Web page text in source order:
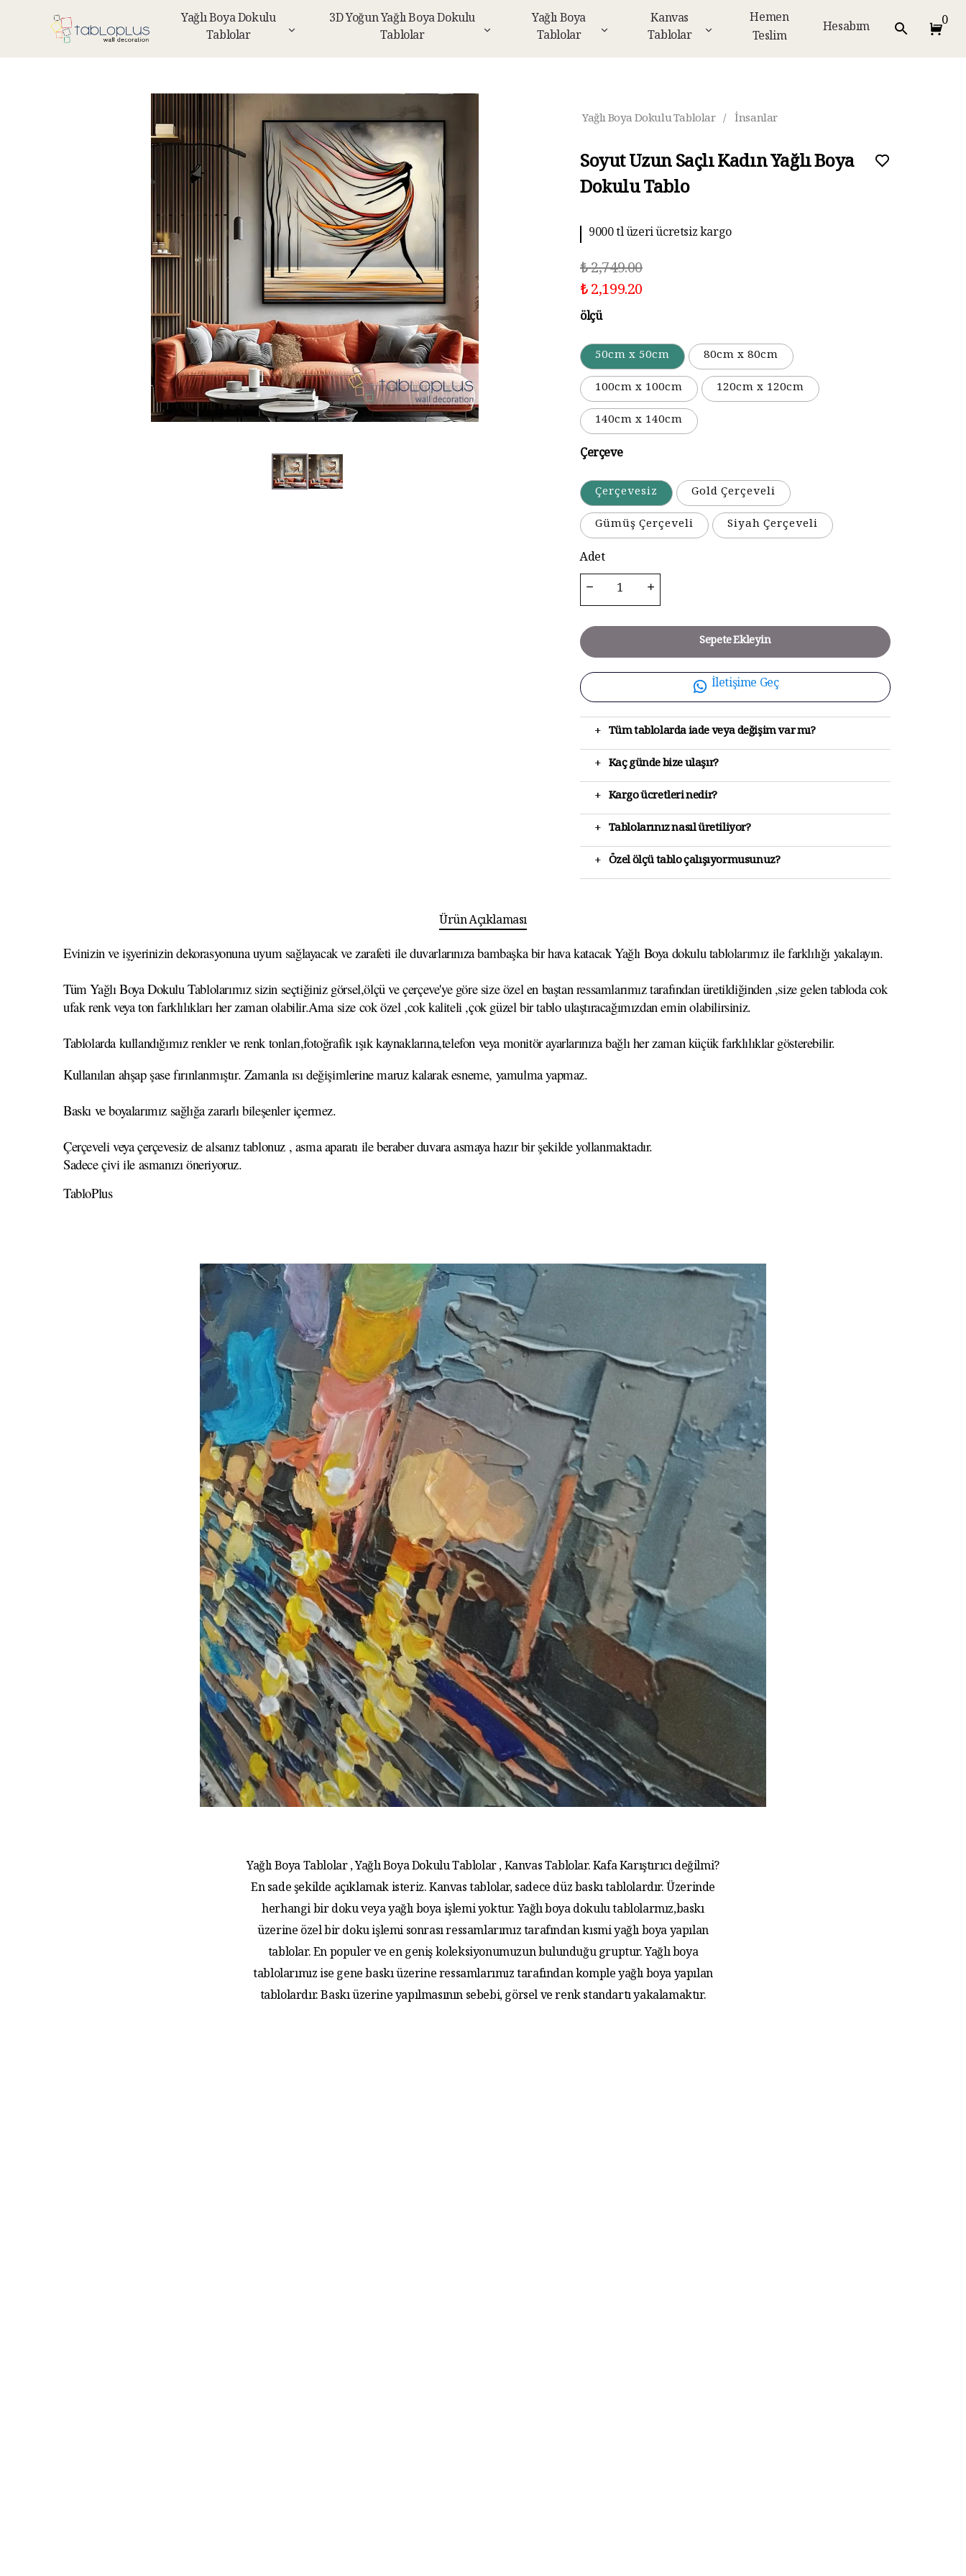
Yağlı Boya Dokulu
Tablolar
3D Yoğun Yağlı Boya Dokulu
Tablolar
Yağlı Boya
Tablolar
Kanvas
Tablolar
Hemen
Teslim
Hesabım 0
Yağlı Boya Dokulu Tablolar / İnsanlar
Soyut Uzun Saçlı Kadın Yağlı Boya
Dokulu Tablo
9000 tl üzeri ücretsiz kargo
₺ 2,749.00
₺ 2,199.20
ölçü
50cm x 50cm
80cm x 80cm
100cm x 100cm
120cm x 120cm
140cm x 140cm
Çerçeve
Çerçevesiz
Gold Çerçeveli
Gümüş Çerçeveli
Siyah Çerçeveli
Adet
Sepete Ekleyin
İletişime Geç
+ Tüm tablolarda iade veya değişim var mı?
+ Kaç günde bize ulaşır?
+ Kargo ücretleri nedir?
+ Tablolarınız nasıl üretiliyor?
+ Özel ölçü tablo çalışıyormusunuz?
Ürün Açıklaması
Evinizin ve işyerinizin dekorasyonuna uyum sağlayacak ve zarafeti ile duvarlarınıza bambaşka bir hava katacak Yağlı Boya dokulu tablolarımız ile farklılığı yakalayın.
Tüm Yağlı Boya Dokulu Tablolarımız sizin seçtiğiniz görsel,ölçü ve çerçeve'ye göre size özel en baştan ressamlarımız tarafından üretildiğinden ,size gelen tabloda cok
ufak renk veya ton farklılıkları her zaman olabilir.Ama size cok özel ,cok kaliteli ,çok güzel bir tablo ulaştıracağımızdan emin olabilirsiniz.
Tablolarda kullandığımız renkler ve renk tonları,fotoğrafik ışık kaynaklarına,telefon veya monitör ayarlarınıza bağlı her zaman küçük farklılıklar gösterebilir.
Kullanılan ahşap şase fırınlanmıştır. Zamanla ısı değişimlerine maruz kalarak esneme, yamulma yapmaz.
Baskı ve boyalarımız sağlığa zararlı bileşenler içermez.
Çerçeveli veya çerçevesiz de alsanız tablonuz , asma aparatı ile beraber duvara asmaya hazır bir şekilde yollanmaktadır.
Sadece çivi ile asmanızı öneriyoruz.
TabloPlus
Yağlı Boya Tablolar , Yağlı Boya Dokulu Tablolar , Kanvas Tablolar. Kafa Karıştırıcı değilmi?
En sade şekilde açıklamak isteriz. Kanvas tablolar, sadece düz baskı tablolardır. Üzerinde
herhangi bir doku veya yağlı boya işlemi yoktur. Yağlı boya dokulu tablolarmız,baskı
üzerine özel bir doku işlemi sonrası ressamlarımız tarafından kısmi yağlı boya yapılan
tablolar. En populer ve en geniş koleksiyonumuzun bulunduğu gruptur. Yağlı boya
tablolarımız ise gene baskı üzerine ressamlarımız tarafından komple yağlı boya yapılan
tablolardır. Baskı üzerine yapılmasının sebebi, görsel ve renk standartı yakalamaktır.